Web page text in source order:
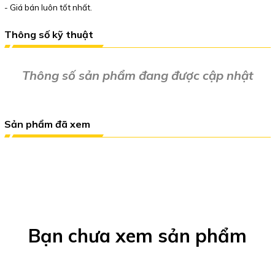
- Giá bán luôn tốt nhất.
Thông số kỹ thuật
Thông số sản phẩm đang được cập nhật
Sản phẩm đã xem
Bạn chưa xem sản phẩm